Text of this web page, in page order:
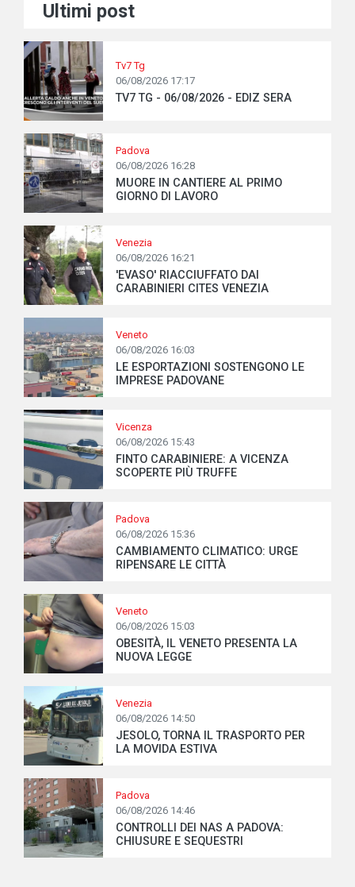
Ultimi post
Tv7 Tg
06/08/2026 17:17
TV7 TG - 06/08/2026 - EDIZ SERA
Padova
06/08/2026 16:28
MUORE IN CANTIERE AL PRIMO
GIORNO DI LAVORO
Venezia
06/08/2026 16:21
'EVASO' RIACCIUFFATO DAI
CARABINIERI CITES VENEZIA
Veneto
06/08/2026 16:03
LE ESPORTAZIONI SOSTENGONO LE
IMPRESE PADOVANE
Vicenza
06/08/2026 15:43
FINTO CARABINIERE: A VICENZA
SCOPERTE PIÙ TRUFFE
Padova
06/08/2026 15:36
CAMBIAMENTO CLIMATICO: URGE
RIPENSARE LE CITTÀ
Veneto
06/08/2026 15:03
OBESITÀ, IL VENETO PRESENTA LA
NUOVA LEGGE
Venezia
06/08/2026 14:50
JESOLO, TORNA IL TRASPORTO PER
LA MOVIDA ESTIVA
Padova
06/08/2026 14:46
CONTROLLI DEI NAS A PADOVA:
CHIUSURE E SEQUESTRI